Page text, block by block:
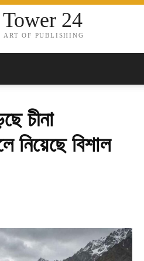
24
ART OF PUBLISHING
চীনা
নিয়েছে বিশাল